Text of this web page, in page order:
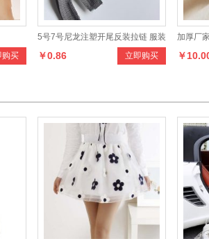
购买
5号7号尼龙注塑开尾反装拉链 服装
外套防晒服拉链 拉链 立即购买
￥0.86
加厚厂
胚素色
￥